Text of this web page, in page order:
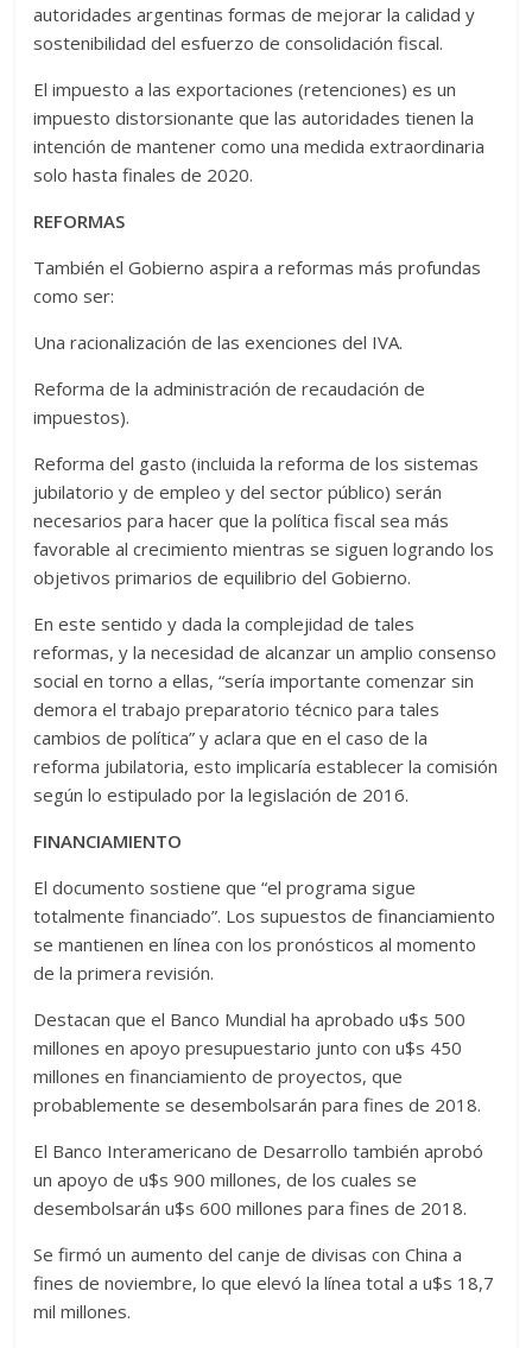
autoridades argentinas formas de mejorar la calidad y
sostenibilidad del esfuerzo de consolidación fiscal.
El impuesto a las exportaciones (retenciones) es un
impuesto distorsionante que las autoridades tienen la
intención de mantener como una medida extraordinaria
solo hasta finales de 2020.
REFORMAS
También el Gobierno aspira a reformas más profundas
como ser:
Una racionalización de las exenciones del IVA.
Reforma de la administración de recaudación de
impuestos).
Reforma del gasto (incluida la reforma de los sistemas
jubilatorio y de empleo y del sector público) serán
necesarios para hacer que la política fiscal sea más
favorable al crecimiento mientras se siguen logrando los
objetivos primarios de equilibrio del Gobierno.
En este sentido y dada la complejidad de tales
reformas, y la necesidad de alcanzar un amplio consenso
social en torno a ellas, “sería importante comenzar sin
demora el trabajo preparatorio técnico para tales
cambios de política” y aclara que en el caso de la
reforma jubilatoria, esto implicaría establecer la comisión
según lo estipulado por la legislación de 2016.
FINANCIAMIENTO
El documento sostiene que “el programa sigue
totalmente financiado”. Los supuestos de financiamiento
se mantienen en línea con los pronósticos al momento
de la primera revisión.
Destacan que el Banco Mundial ha aprobado u$s 500
millones en apoyo presupuestario junto con u$s 450
millones en financiamiento de proyectos, que
probablemente se desembolsarán para fines de 2018.
El Banco Interamericano de Desarrollo también aprobó
un apoyo de u$s 900 millones, de los cuales se
desembolsarán u$s 600 millones para fines de 2018.
Se firmó un aumento del canje de divisas con China a
fines de noviembre, lo que elevó la línea total a u$s 18,7
mil millones.